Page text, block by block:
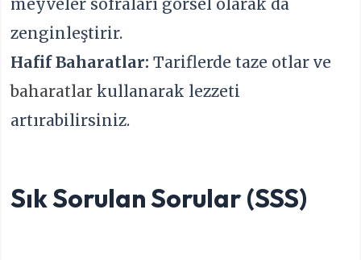
zenginleştirir.
Hafif Baharatlar: Tariflerde taze otlar ve
baharatlar kullanarak lezzeti
artırabilirsiniz.
Sık Sorulan Sorular (SSS)